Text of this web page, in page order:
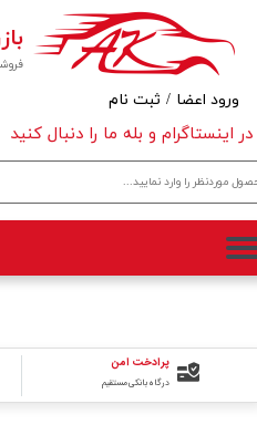
در اینستاگرام و بله ما را دنبال کنید
ورود اعضا / ثبت نام
حساب کاربری من
تغییر گذر واژه
سفارشات
خروج از حساب کاربری
پرادخت امن
درگاه بانکی مستقیم